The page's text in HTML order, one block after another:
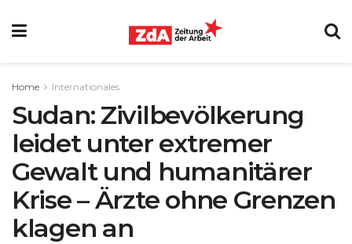
Home Internationales
Sudan: Zivilbevölkerung
leidet unter extremer
Gewalt und humanitärer
Krise – Ärzte ohne Grenzen
klagen an